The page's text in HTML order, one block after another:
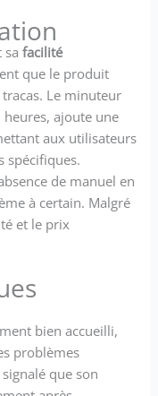
La
de réglage du
vapeur varie
° C. 【Entrée /
conception du
facilite son
fonction de
est
un système d'eau
est
pour les
puissance
douche, au
une
les groupes
santé, les
les
safacilité
que le produit
Le minuteur
ajoute une
aux utilisateurs
spécifiques.
de manuel en
à certain. Malgré
et le prix
bien accueilli,
problèmes
que son